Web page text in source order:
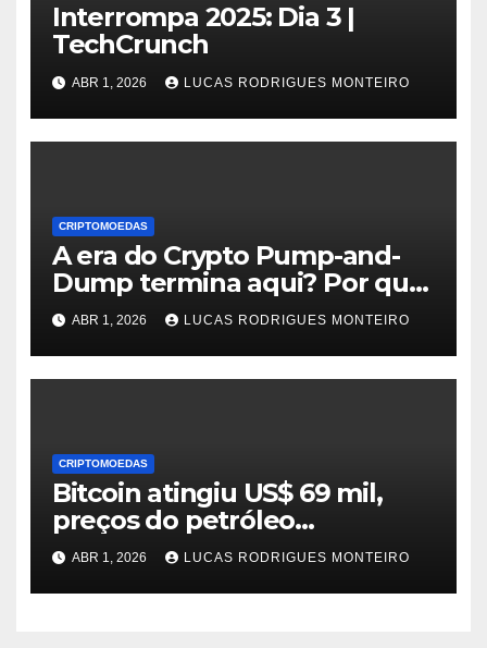
Interrompa 2025: Dia 3 |
TechCrunch
ABR 1, 2026 LUCAS RODRIGUES MONTEIRO
CRIPTOMOEDAS
A era do Crypto Pump-and-
Dump termina aqui? Por que
as novas acusações do DOJ
deveriam assustar os
criadores de mercado
ABR 1, 2026 LUCAS RODRIGUES MONTEIRO
CRIPTOMOEDAS
Bitcoin atingiu US$ 69 mil,
preços do petróleo
terminaram março com alta
de 60%: observação do
mercado
ABR 1, 2026 LUCAS RODRIGUES MONTEIRO